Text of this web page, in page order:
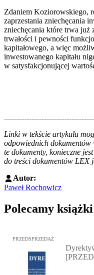
Zdaniem Koziorowskiego,
zaprzestania zniechęcania
zniechęcania które trwa już
trwałości i pewności
kapitałowego, a więc
inwestowanego kapitału
w satysfakcjonującej
Linki w tekście artykułu
odpowiednich dokumentów
te dokumenty, konieczne jest
do treści dokumentów LEX
Autor:
Paweł Rochowicz
Polecamy
Przejdź do: Dyrektywa
PRZEDSPRZEDAŻ